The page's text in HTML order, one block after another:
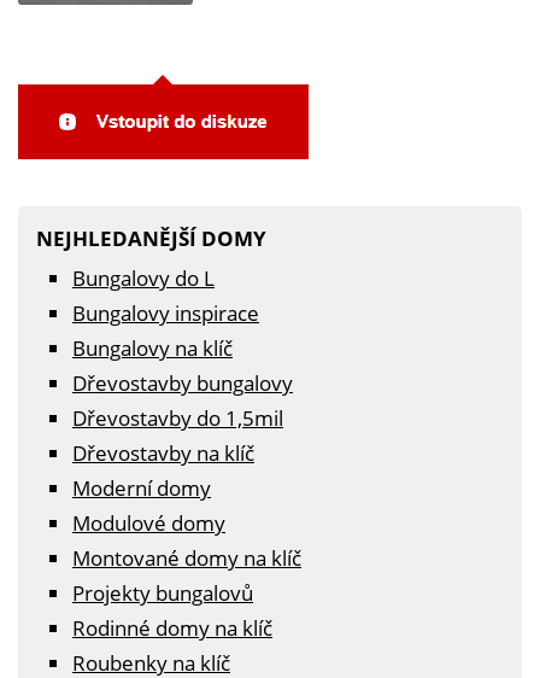
NEJHLEDANĚJŠÍ DOMY
Bungalovy do L
Bungalovy inspirace
Bungalovy na klíč
Dřevostavby bungalovy
Dřevostavby do 1,5mil
Dřevostavby na klíč
Moderní domy
Modulové domy
Montované domy na klíč
Projekty bungalovů
Rodinné domy na klíč
Roubenky na klíč